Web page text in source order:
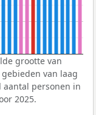
grootte van
van laag
personen in
2025.